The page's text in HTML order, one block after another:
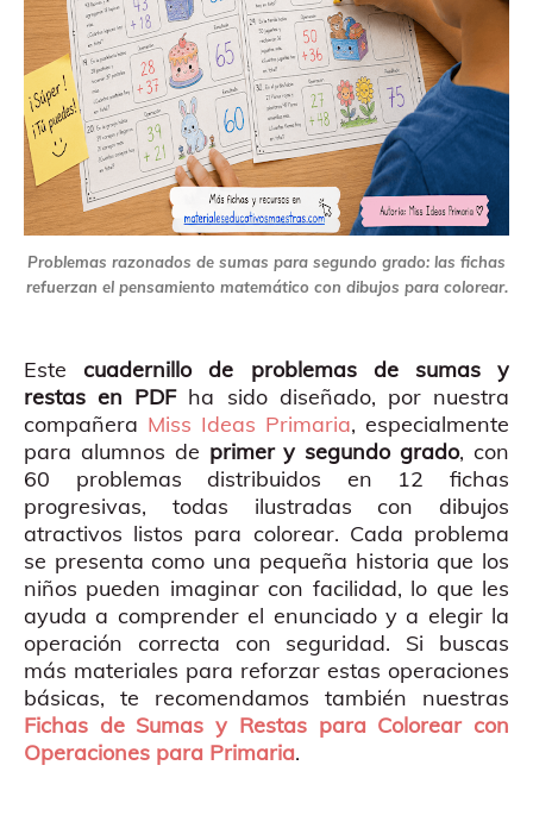
Problemas razonados de sumas para segundo grado: las fichas
refuerzan el pensamiento matemático con dibujos para colorear.
Estecuadernillo de problemas de sumas y
restas en PDFha sido diseñado, por nuestra
compañera Miss Ideas Primaria, especialmente
para alumnos de primer y segundo grado, con
60 problemas distribuidos en 12 fichas
progresivas, todas ilustradas con dibujos
atractivos listos para colorear. Cada problema
se presenta como una pequeña historia que los
niños pueden imaginar con facilidad, lo que les
ayuda a comprender el enunciado y a elegir la
operación correcta con seguridad. Si buscas
más materiales para reforzar estas operaciones
básicas, te recomendamos también nuestras
Fichas de Sumas y Restas para Colorear con
Operaciones para Primaria.